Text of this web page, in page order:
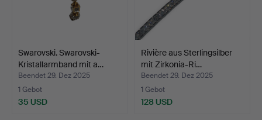
Swarovski. Swarovski-
Kristallarmband mit a…
Beendet 29. Dez 2025
1 Gebot
35 USD
Rivière aus Sterlingsilber
mit Zirkonia-Ri…
Beendet 29. Dez 2025
1 Gebot
128 USD